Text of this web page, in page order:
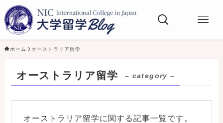
ホーム オーストラリア留学
オーストラリア留学 – category –
オーストラリア留学に関する記事一覧です。